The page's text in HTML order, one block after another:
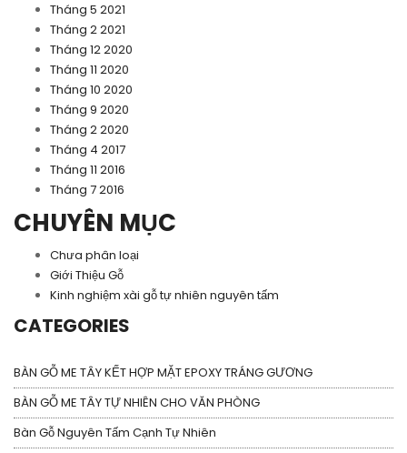
Tháng 5 2021
Tháng 2 2021
Tháng 12 2020
Tháng 11 2020
Tháng 10 2020
Tháng 9 2020
Tháng 2 2020
Tháng 4 2017
Tháng 11 2016
Tháng 7 2016
CHUYÊN MỤC
Chưa phân loại
Giới Thiệu Gỗ
Kinh nghiệm xài gỗ tự nhiên nguyên tấm
CATEGORIES
BÀN GỖ ME TÂY KẾT HỢP MẶT EPOXY TRÁNG GƯƠNG
BÀN GỖ ME TÂY TỰ NHIÊN CHO VĂN PHÒNG
Bàn Gỗ Nguyên Tấm Cạnh Tự Nhiên